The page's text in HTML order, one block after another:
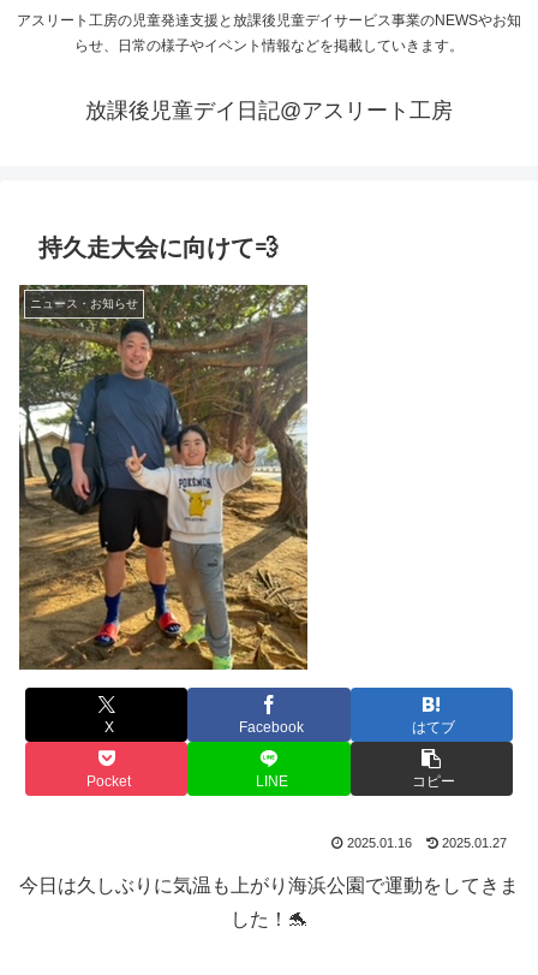
アスリート工房の児童発達支援と放課後児童デイサービス事業のNEWSやお知
らせ、日常の様子やイベント情報などを掲載していきます。
放課後児童デイ日記@アスリート工房
持久走大会に向けて💨
ニュース・お知らせ
X Facebook はてブ
Pocket LINE コピー
2025.01.16 2025.01.27
今日は久しぶりに気温も上がり海浜公園で運動をしてきま
した！🐬